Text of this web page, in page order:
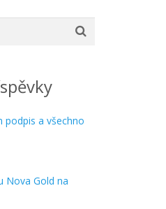
podpis a všechno
Nova Gold na